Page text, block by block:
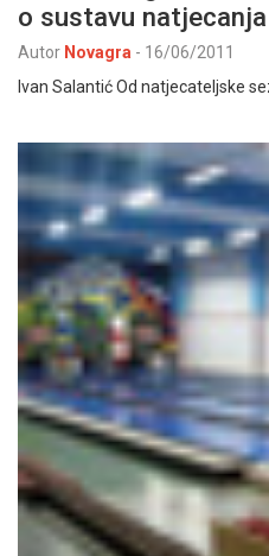
o sustavu natjecanja
Autor Novagra - 16/06/2011
Ivan Salantić Od natjecateljske